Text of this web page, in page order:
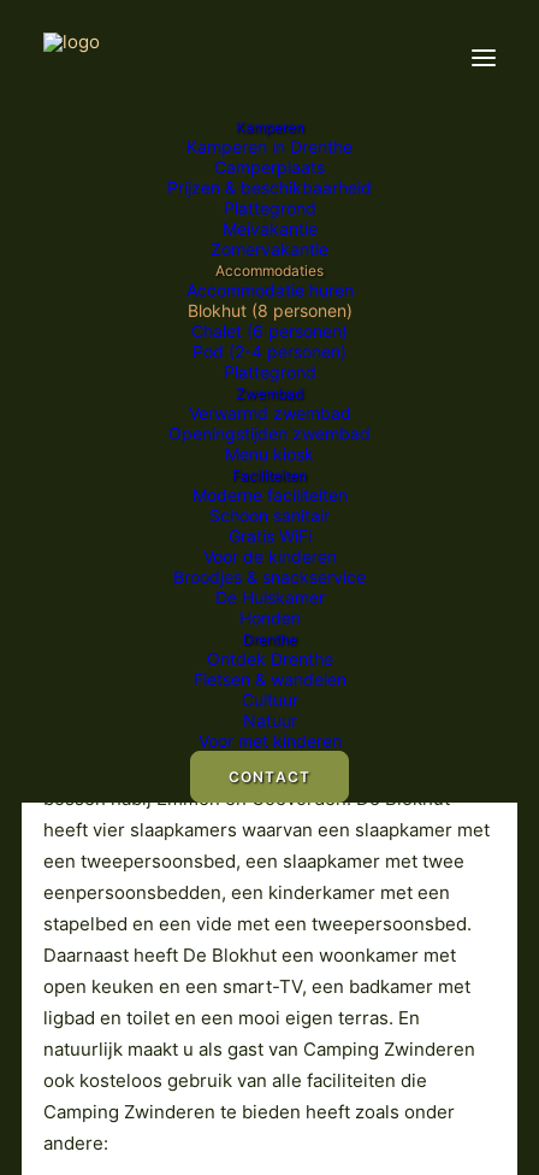
Kamperen
Kamperen in Drenthe
Camperplaats
Prijzen & beschikbaarheid
Plattegrond
Meivakantie
Zomervakantie
Accommodaties
Accommodatie huren
Blokhut (8 personen)
Chalet (6 personen)
Pod (2-4 personen)
Plattegrond
Zwembad
Verwarmd zwembad
Openingstijden zwembad
Menu kiosk
Faciliteiten
Moderne faciliteiten
Schoon sanitair
Gratis WiFi
Voor de kinderen
Broodjes & snackservice
De Huiskamer
Honden
Drenthe
Ontdek Drenthe
Fietsen & wandelen
Cultuur
Natuur
Voor met kinderen
CONTACT
DE BLOKHUT (8 personen)
Huur een blokhut in Drenthe
In ons 8-persoons blokhut kunt u genieten van een
comfortabel verblijf op onze gezellige, sfeervolle en
kleine camping, prachtig gelegen in de Drentse
bossen nabij Emmen en Coevorden. De Blokhut
heeft vier slaapkamers waarvan een slaapkamer met
een tweepersoonsbed, een slaapkamer met twee
eenpersoonsbedden, een kinderkamer met een
stapelbed en een vide met een tweepersoonsbed.
Daarnaast heeft De Blokhut een woonkamer met
open keuken en een smart-TV, een badkamer met
ligbad en toilet en een mooi eigen terras. En
natuurlijk maakt u als gast van Camping Zwinderen
ook kosteloos gebruik van alle faciliteiten die
Camping Zwinderen te bieden heeft zoals onder
andere: